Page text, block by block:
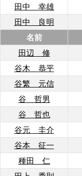
田中 幸雄
田中 良明
名前
田辺 修
谷木 恭平
谷繁 元信
谷 哲男
谷 哲也
谷元 圭介
谷本 征一
種田 仁